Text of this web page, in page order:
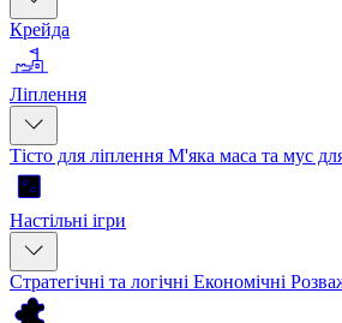
Крейда
Ліплення
Тісто для ліплення М'яка маса та мус
Настільні ігри
Стратегічні та логічні Економічні